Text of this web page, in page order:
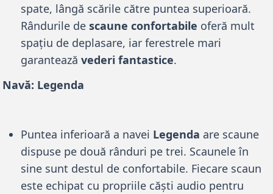
spate, lângă scările către puntea superioară.
Rândurile descaune confortabile oferă mult
spațiu de deplasare, iar ferestrele mari
garanteazăvederi fantastice.
Navă: Legenda
Puntea inferioară a navei Legenda are scaune
dispuse pe două rânduri pe trei. Scaunele în
sine sunt destul de confortabile. Fiecare scaun
este echipat cu propriile căști audio pentru